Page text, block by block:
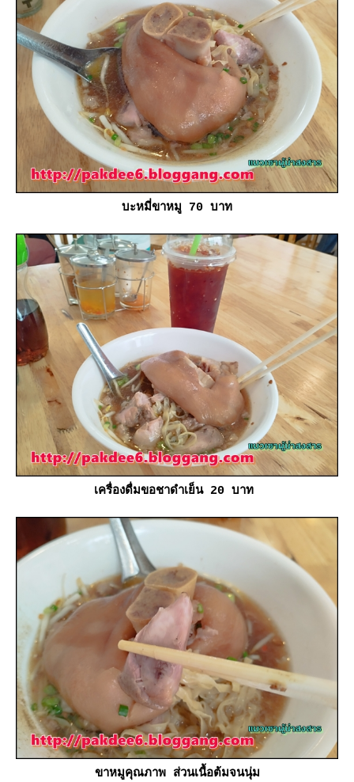
บะหมี่ขาหมู 70 บาท
เครื่องดื่มขอชาดำเย็น 20 บาท
ขาหมูคุณภาพ ส่วนเนื้อต้มจนนุ่ม